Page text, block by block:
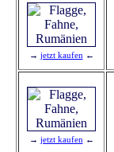
→ jetzt kaufen ←
→ jetzt kaufen ←